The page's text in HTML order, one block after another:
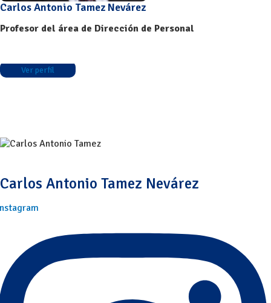
Carlos Antonio Tamez Nevárez
Profesor del área de Dirección de Personal
Ver perfil
Carlos Antonio Tamez Nevárez